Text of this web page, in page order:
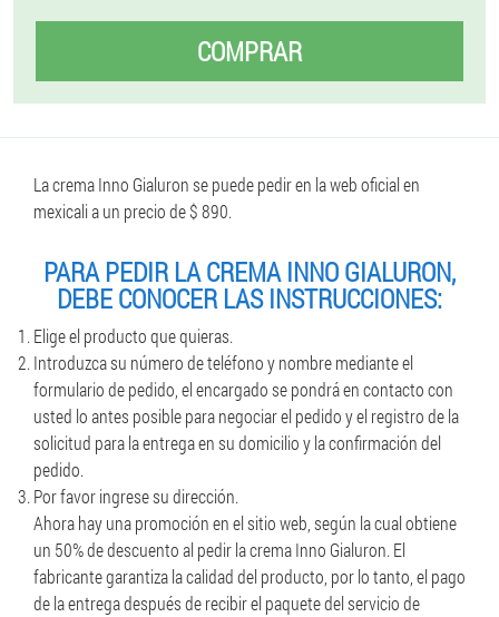
COMPRAR
La crema Inno Gialuron se puede pedir en la web oficial en
mexicali a un precio de $ 890.
PARA PEDIR LA CREMA INNO GIALURON,
DEBE CONOCER LAS INSTRUCCIONES:
Elige el producto que quieras.
Introduzca su número de teléfono y nombre mediante el
formulario de pedido, el encargado se pondrá en contacto con
usted lo antes posible para negociar el pedido y el registro de la
solicitud para la entrega en su domicilio y la confirmación del
pedido.
Por favor ingrese su dirección.
Ahora hay una promoción en el sitio web, según la cual obtiene
un 50% de descuento al pedir la crema Inno Gialuron. El
fabricante garantiza la calidad del producto, por lo tanto, el pago
de la entrega después de recibir el paquete del servicio de